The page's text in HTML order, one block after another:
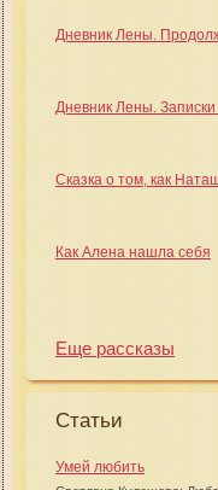
Дневник Лены.
Дневник Лены. Записки
Сказка о том, как
Как Алена нашла себя
Еще рассказы
Статьи
Умей любить